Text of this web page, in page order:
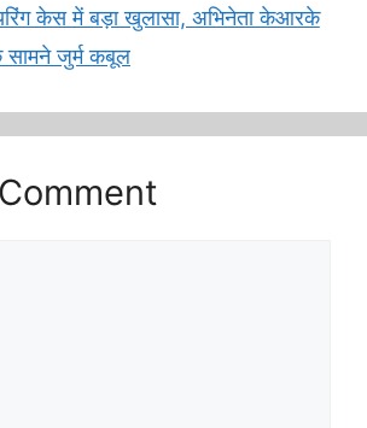
केस में बड़ा खुलासा, अभिनेता केआरके
सामने जुर्म कबूल